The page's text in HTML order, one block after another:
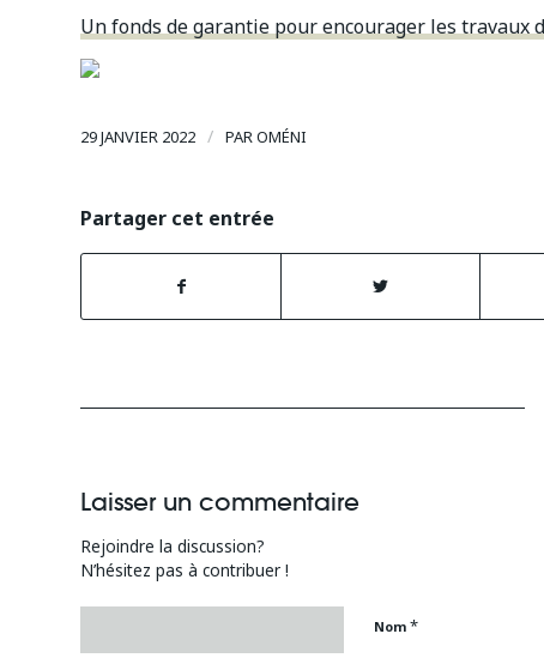
Un fonds de garantie pour encourager les travaux
29 JANVIER 2022 / PAROMÉNI
Partager cet entrée
Laisser un commentaire
Rejoindre la discussion?
N’hésitez pas à contribuer !
Nom *